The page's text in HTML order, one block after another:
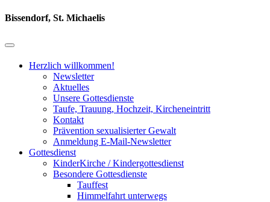
Bissendorf, St. Michaelis
Herzlich willkommen!
Newsletter
Aktuelles
Unsere Gottesdienste
Taufe, Trauung, Hochzeit, Kircheneintritt
Kontakt
Prävention sexualisierter Gewalt
Anmeldung E-Mail-Newsletter
Gottesdienst
KinderKirche / Kindergottesdienst
Besondere Gottesdienste
Tauffest
Himmelfahrt unterwegs